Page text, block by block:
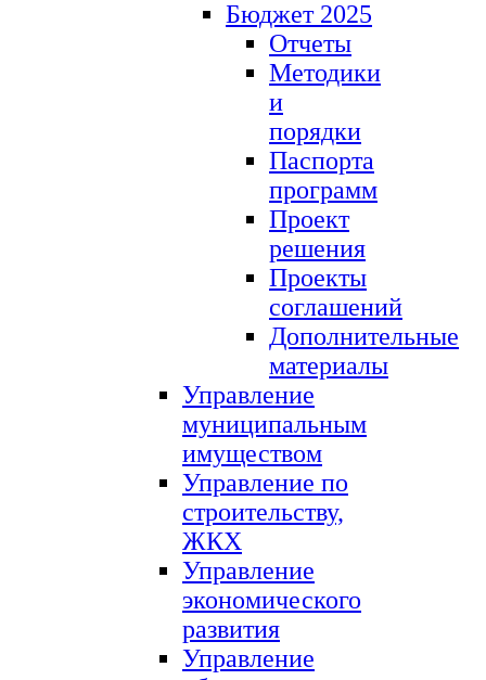
Бюджет 2025
Отчеты
Методики
и
порядки
Паспорта
программ
Проект
решения
Проекты
соглашений
Дополнительные
материалы
Управление
муниципальным
имуществом
Управление по
строительству,
ЖКХ
Управление
экономического
развития
Управление